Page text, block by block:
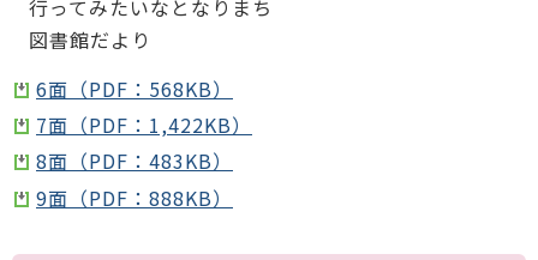
行ってみたいなとなりまち
図書館だより
6面（PDF：568KB）
7面（PDF：1,422KB）
8面（PDF：483KB）
9面（PDF：888KB）